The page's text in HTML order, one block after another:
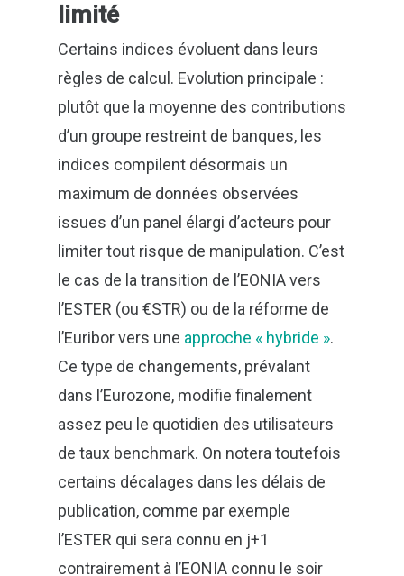
limité
Certains indices évoluent dans leurs
règles de calcul. Evolution principale :
plutôt que la moyenne des contributions
d’un groupe restreint de banques, les
indices compilent désormais un
maximum de données observées
issues d’un panel élargi d’acteurs pour
limiter tout risque de manipulation. C’est
le cas de la transition de l’EONIA vers
l’ESTER (ou €STR) ou de la réforme de
l’Euribor vers uneapproche « hybride » .
Ce type de changements, prévalant
dans l’Eurozone, modifie finalement
assez peu le quotidien des utilisateurs
de taux benchmark. On notera toutefois
certains décalages dans les délais de
publication, comme par exemple
l’ESTER qui sera connu en j+1
contrairement à l’EONIA connu le soir